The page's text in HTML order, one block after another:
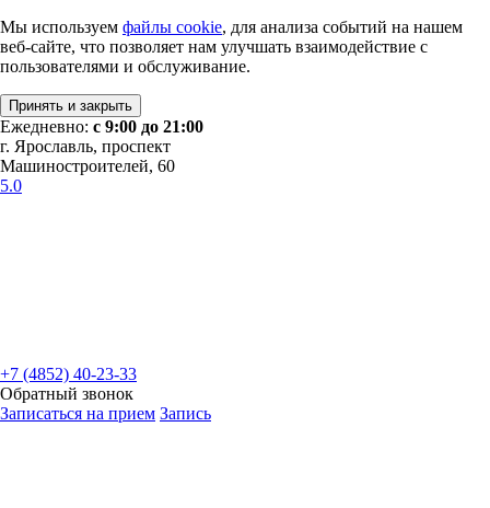
Мы используем файлы cookie, для анализа событий на нашем
веб-сайте, что позволяет нам улучшать взаимодействие с
пользователями и обслуживание.
Принять и закрыть
Ежедневно: с 9:00 до 21:00
г. Ярославль, проспект
Машиностроителей, 60
5.0
+7 (4852) 40-23-33
Обратный звонок
Записаться на прием Запись